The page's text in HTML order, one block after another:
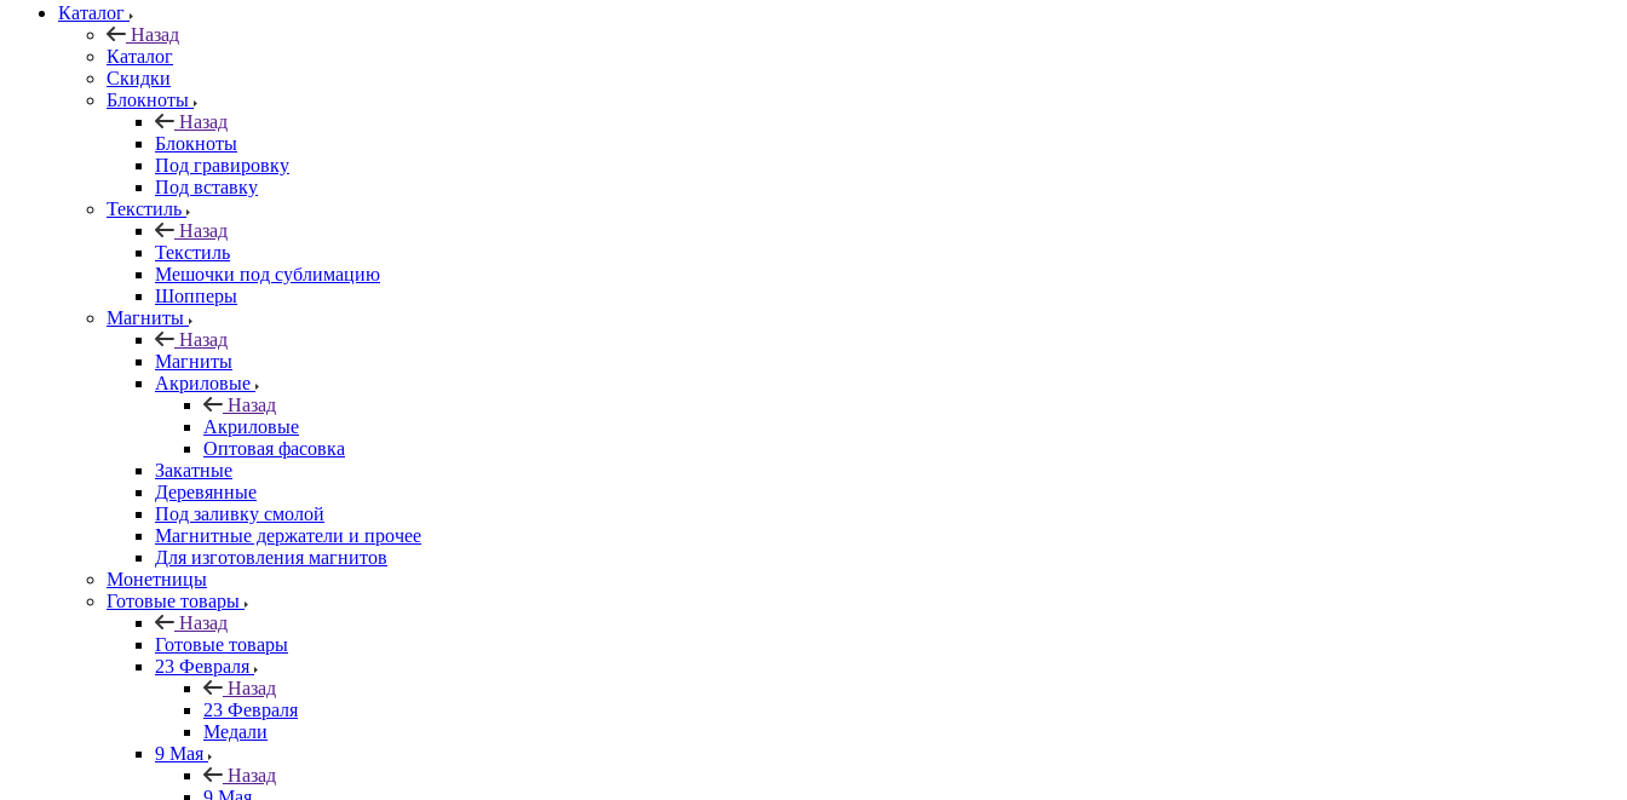
Каталог
Назад
Каталог
Скидки
Блокноты
Назад
Блокноты
Под гравировку
Под вставку
Текстиль
Назад
Текстиль
Мешочки под сублимацию
Шопперы
Магниты
Назад
Магниты
Акриловые
Назад
Акриловые
Оптовая фасовка
Закатные
Деревянные
Под заливку смолой
Магнитные держатели и прочее
Для изготовления магнитов
Монетницы
Готовые товары
Назад
Готовые товары
23 Февраля
Назад
23 Февраля
Медали
9 Мая
Назад